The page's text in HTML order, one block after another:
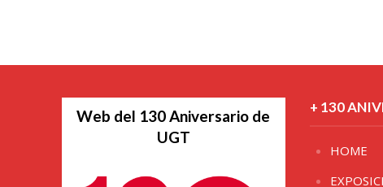
Web del 130 Aniversario de
UGT
+ 130
HOME